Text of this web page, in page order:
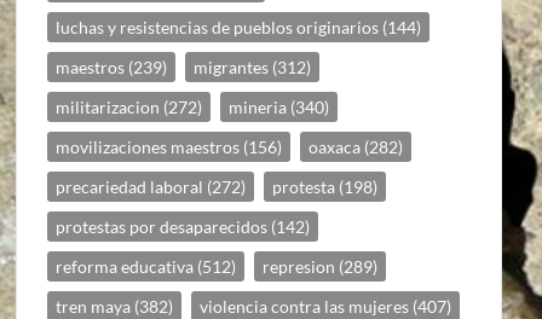
luchas y resistencias de pueblos originarios (144)
maestros (239) migrantes (312)
militarizacion (272) mineria (340)
movilizaciones maestros (156) oaxaca (282)
precariedad laboral (272) protesta (198)
protestas por desaparecidos (142)
reforma educativa (512) represion (289)
tren maya (382) violencia contra las mujeres (407)